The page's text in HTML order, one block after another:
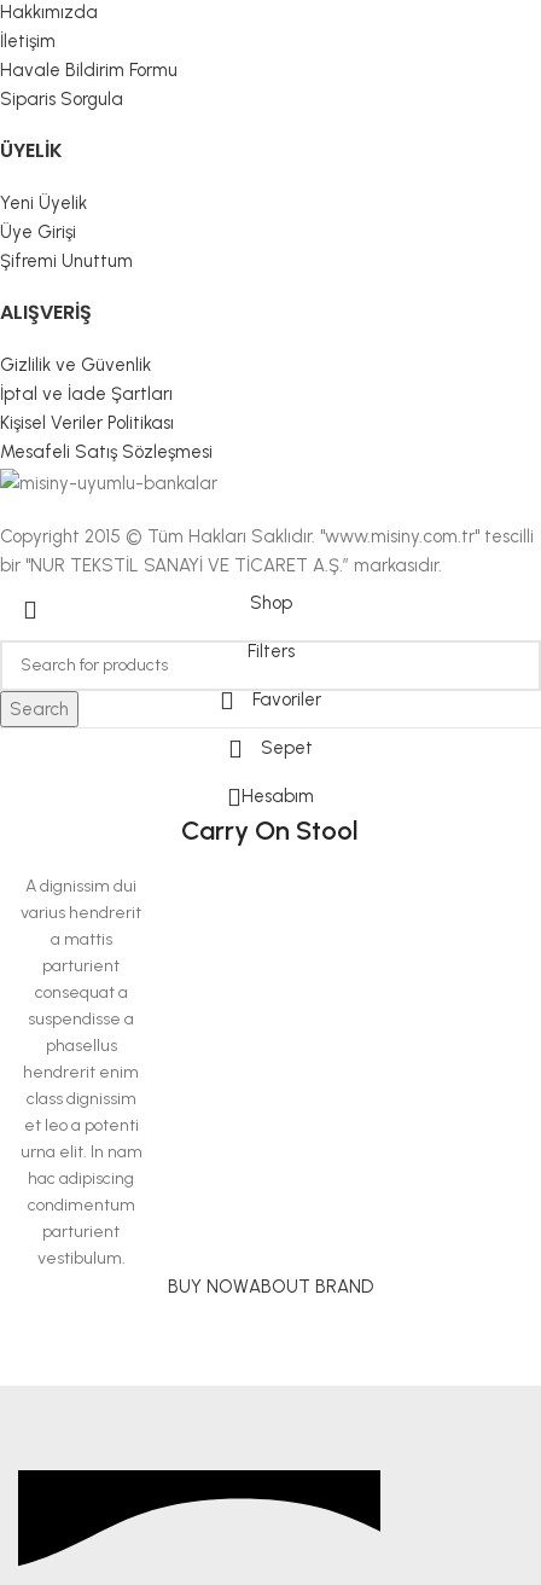
Hakkımızda
İletişim
Havale Bildirim Formu
Siparis Sorgula
ÜYELIK
Yeni Üyelik
Üye Girişi
Şifremi Unuttum
ALIŞVERIŞ
Gizlilik ve Güvenlik
İptal ve İade Şartları
Kişisel Veriler Politikası
Mesafeli Satış Sözleşmesi
Copyright 2015 © Tüm Hakları Saklıdır. "www.misiny.com.tr" tescilli
bir "NUR TEKSTİL SANAYİ VE TİCARET A.Ş.” markasıdır.
Search
Carry On Stool
A dignissim dui
varius hendrerit
a mattis
parturient
consequat a
suspendisse a
phasellus
hendrerit enim
class dignissim
et leo a potenti
urna elit. In nam
hac adipiscing
condimentum
parturient
vestibulum.
BUY NOWABOUT BRAND
Shop
Filters
Favoriler
Sepet
Hesabım